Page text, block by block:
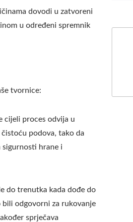
dovodi u zatvoreni
u određeni spremnik
tvornice:
cijeli proces odvija u
podova, tako da
sigurnosti hrane i
do trenutka kada dođe do
odgovorni za rukovanje
sprječava